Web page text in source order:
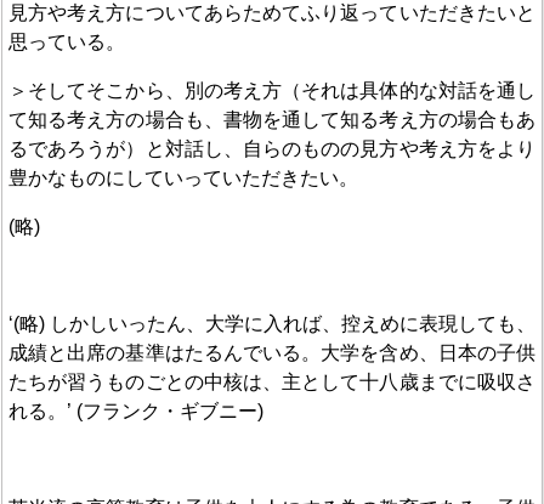
見方や考え方についてあらためてふり返っていただきたいと
思っている。
＞そしてそこから、別の考え方（それは具体的な対話を通し
て知る考え方の場合も、書物を通して知る考え方の場合もあ
るであろうが）と対話し、自らのものの見方や考え方をより
豊かなものにしていっていただきたい。
(略)
‘(略) しかしいったん、大学に入れば、控えめに表現しても、
成績と出席の基準はたるんでいる。大学を含め、日本の子供
たちが習うものごとの中核は、主として十八歳までに吸収さ
れる。’ (フランク・ギブニー)